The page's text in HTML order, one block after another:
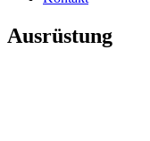
Ausrüstung